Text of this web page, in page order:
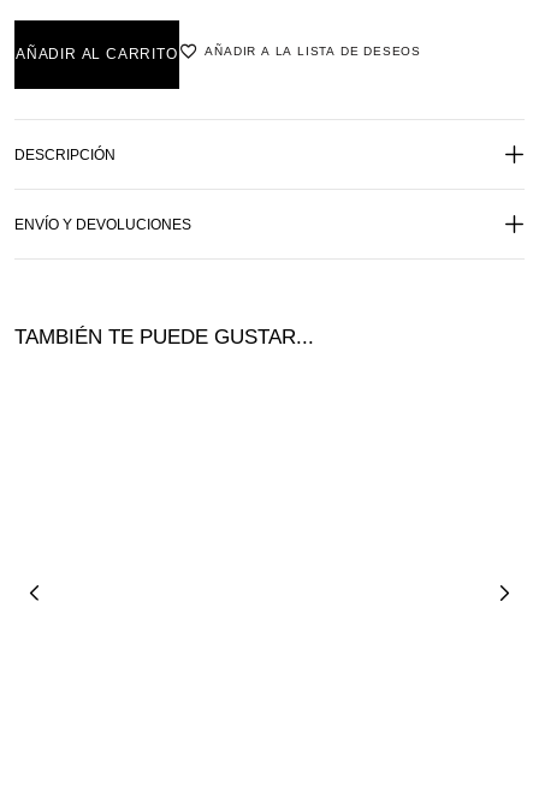
AÑADIR AL CARRITO AÑADIR A LA LISTA DE DESEOS
DESCRIPCIÓN
ENVÍO Y DEVOLUCIONES
TAMBIÉN TE PUEDE GUSTAR...